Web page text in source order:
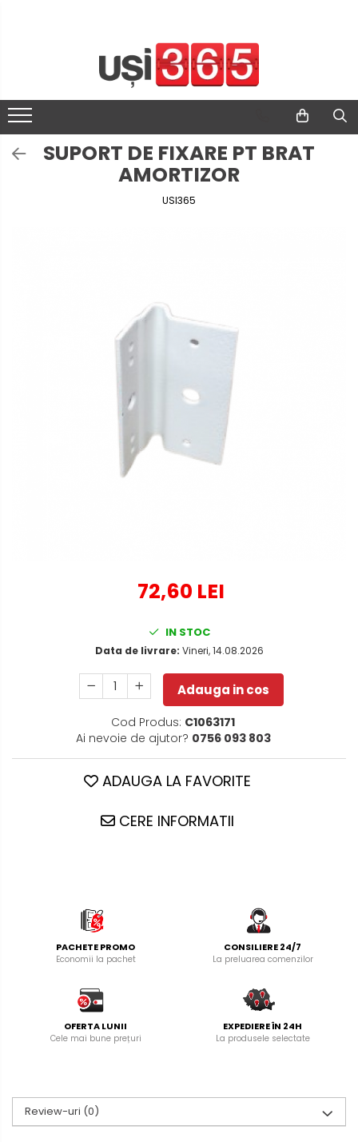
SUPORT DE FIXARE PT BRAT
AMORTIZOR
USI365
72,60 LEI
IN STOC
Data de livrare: Vineri, 14.08.2026
Adauga in cos
Cod Produs: C1063171
Ai nevoie de ajutor? 0756 093 803
ADAUGA LA FAVORITE
CERE INFORMATII
PACHETE PROMO
Economii la pachet
CONSILIERE 24/7
La preluarea comenzilor
OFERTA LUNII
Cele mai bune prețuri
EXPEDIERE ÎN 24H
La produsele selectate
Review-uri (0)